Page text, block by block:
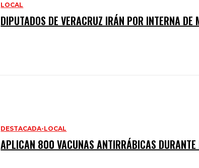
LOCAL
DIPUTADOS DE VERACRUZ IRÁN POR INTERNA
DESTACADA-LOCAL
APLICAN 800 VACUNAS ANTIRRÁBICAS